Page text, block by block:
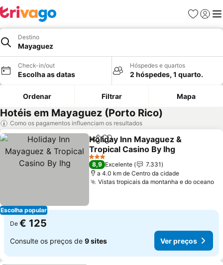
Favoritos
Iniciar
Destino
Mayaguez
Check-in/out
Escolha as datas
Hóspedes e quartos
2 hóspedes, 1 quarto.
Ordenar Filtrar Mapa
Hotéis em Mayaguez (Porto Rico)
Como os pagamentos influenciam os resultados
Escolha popular
PartilharAdicionar aos favoritos
Holiday Inn Mayaguez &
Tropical Casino By Ihg
Ver preços
3 Estrelas
8,9 Excelente
7.331
a 4.0 km de Centro da cidade
Vistas tropicais da montanha e do oceano
De € 125
Consulte os preços de 9 sites Ver preços